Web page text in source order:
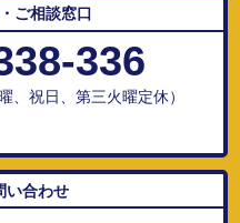
ご相談窓口
336
、祝日、第三火曜定休）
い合わせ